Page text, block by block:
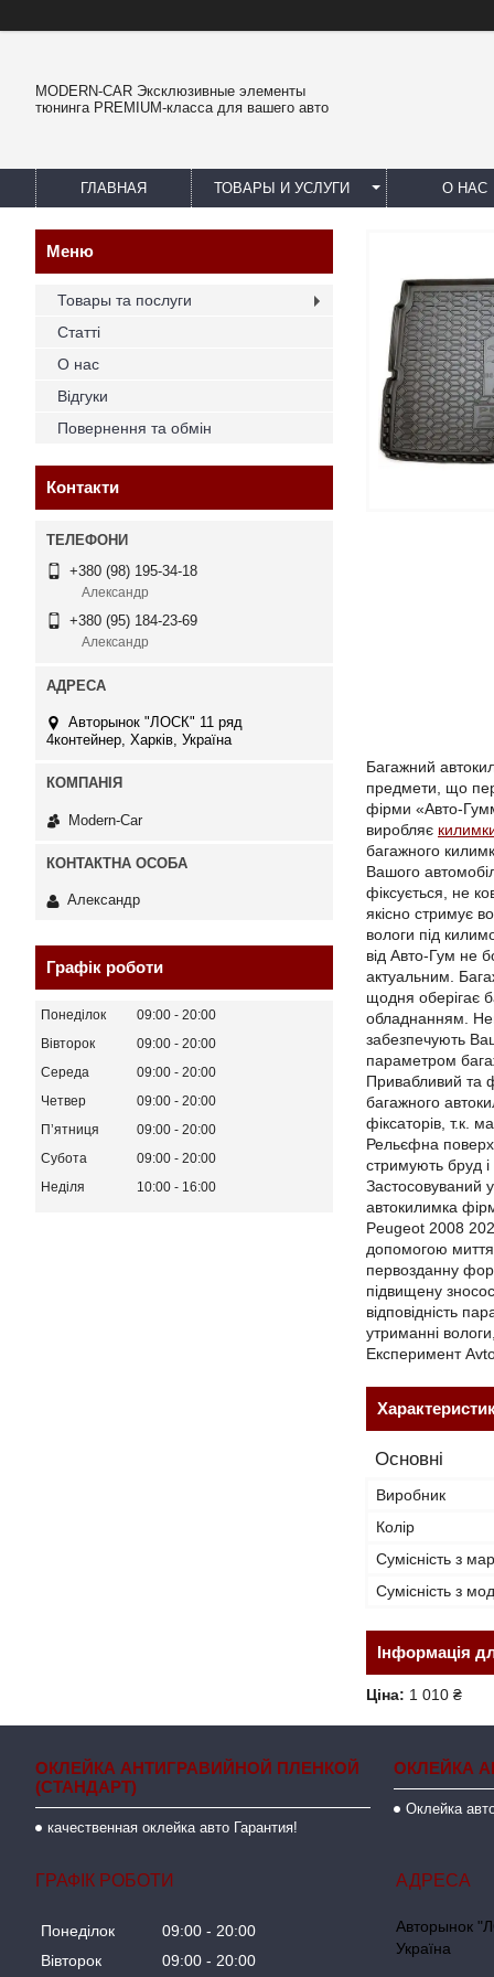
MODERN-CAR Эксклюзивные элементы
тюнинга PREMIUM-класса для вашего авто
ГЛАВНАЯ ТОВАРЫ И УСЛУГИ О НАС
Багажний
предмети, що
фірми «Авто-
виробляє
багажного
Вашого
фіксується, не
якісно стримує
вологи під
від Авто-Гум не
актуальним.
щодня оберігає
обладнанням.
забезпечують
параметром
Привабливий та
багажного
фіксаторів, т.к.
Рельєфна
стримують бруд
Застосовуваний
автокилимка
Peugeot 2008
допомогою миття
первозданну
підвищену
відповідність
утриманні
Експеримент
Основні
Виробник
Колір
Сумісність з
Сумісність з
Інформація
Ціна: 1 010 ₴
Товары та послуги
Статті
О нас
Відгуки
Повернення та обмін
Контакти
+380 (98) 195-34-18
Александр
+380 (95) 184-23-69
Александр
Авторынок "ЛОСК" 11 ряд
4контейнер, Харків, Україна
Modern-Car
Александр
Графік роботи
Понеділок 09:00
20:00
Вівторок
09:00
20:00
Середа
09:00
20:00
Четвер
09:00
20:00
Пʼятниця
09:00
20:00
Субота
09:00
20:00
Неділя
10:00 16:00
ОКЛЕЙКА АНТИГРАВИЙНОЙ ПЛЕНКОЙ
(СТАНДАРТ)
качественная оклейка авто Гарантия!
ОКЛЕЙКА
Оклейка
ГРАФІК РОБОТИ
Понеділок 09:00
20:00
Вівторок
09:00 20:00
Авторынок
Україна